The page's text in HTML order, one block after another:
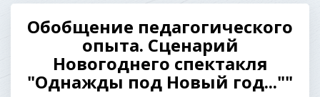
Обобщение педагогического
опыта. Сценарий
Новогоднего спектакля
"Однажды под Новый год...""